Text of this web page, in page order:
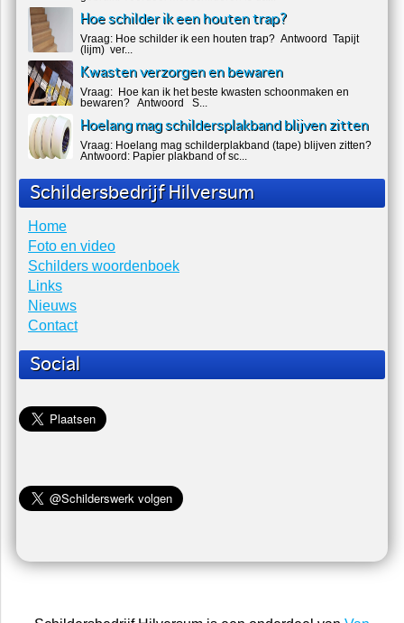
Hoe schilder ik een houten trap?
Vraag: Hoe schilder ik een houten trap? Antwoord Tapijt
(lijm) ver...
Kwasten verzorgen en bewaren
Vraag: Hoe kan ik het beste kwasten schoonmaken en
bewaren? Antwoord S...
Hoelang mag schildersplakband blijven zitten
Vraag: Hoelang mag schilderplakband (tape) blijven zitten?
Antwoord: Papier plakband of sc...
Schildersbedrijf Hilversum
Home
Foto en video
Schilders woordenboek
Links
Nieuws
Contact
Social